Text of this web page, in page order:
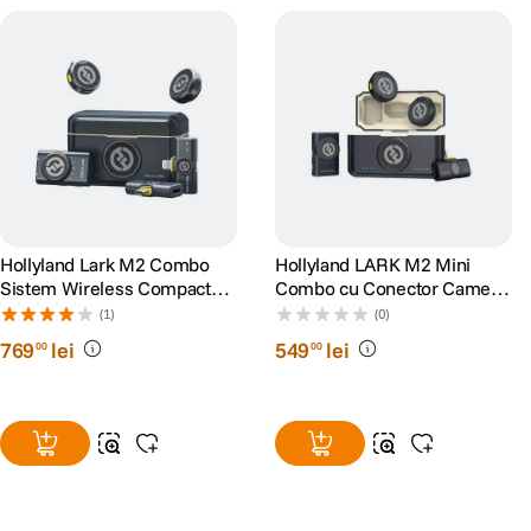
Hollyland Lark M2 Combo
Sistem Wireless Compact
Shine Charcoal
(1)
76900 lei
Hollyland LARK M2 Mini
Combo cu Conector Camera
si RX + USB-C RX
(0)
54900 lei